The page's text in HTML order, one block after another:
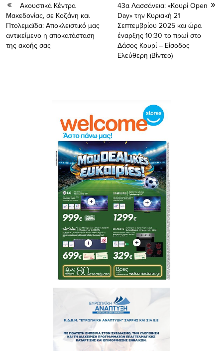
Ακουστικά Κέντρα
Μακεδονίας, σε Κοζάνη και
Πτολεμαϊδα: Αποκλειστικό μας
αντικείμενο η αποκατάσταση
της ακοής σας
43α Λασσάνεια: «Κουρί Open
Day» την Κυριακή 21
Σεπτεμβρίου 2025 και ώρα
έναρξης 10:30 το πρωί στο
Δάσος Κουρί – Είσοδος
Ελεύθερη (Βίντεο)